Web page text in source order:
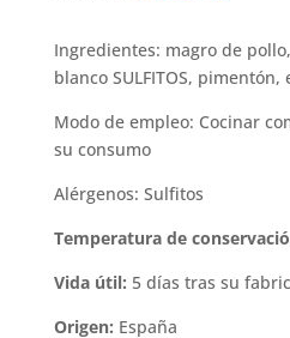
Ingredientes: magro de
blanco SULFITOS,
Modo de empleo: Cocinar
su consumo
Alérgenos: Sulfitos
Temperatura de
Vida útil: 5 días tras su
Origen: España